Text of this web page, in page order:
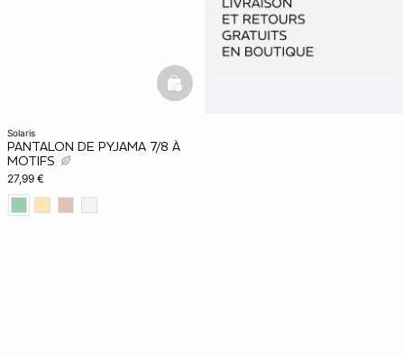
solaris
PANTALON DE PYJAMA 7/8 À
MOTIFS
27,99 €
basketfull